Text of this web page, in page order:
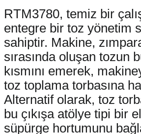
RTM3780, temiz bir
entegre bir toz yönetim
sahiptir. Makine,
sırasında oluşan tozun
kısmını emerek,
toz toplama torbasına
Alternatif olarak, toz
bu çıkışa atölye tipi bir
süpürge hortumunu